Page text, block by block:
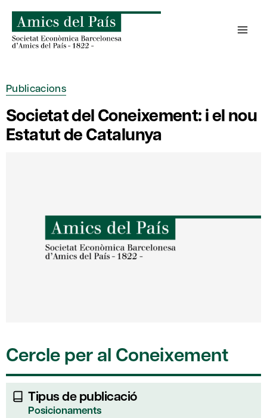
content
Publicacions
Societat del Coneixement: i el nou
Estatut de Catalunya
Cercle per al Coneixement
Tipus de publicació
Posicionaments